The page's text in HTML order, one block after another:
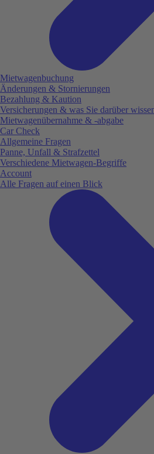
Mietwagenbuchung
Änderungen & Stornierungen
Bezahlung & Kaution
Versicherungen & was Sie darüber
Mietwagenübernahme & -abgabe
Car Check
Allgemeine Fragen
Panne, Unfall & Strafzettel
Verschiedene Mietwagen-Begriffe
Account
Alle Fragen auf einen Blick